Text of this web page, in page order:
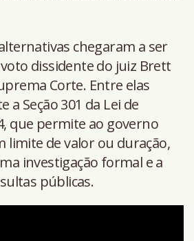
chegaram a ser
dissidente do juiz Brett
Corte. Entre elas
a Seção 301 da Lei de
que permite ao governo
limite de valor ou duração,
investigação formal e a
públicas.